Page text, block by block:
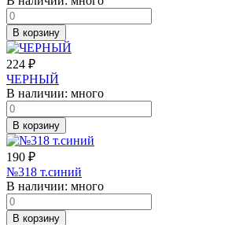
В корзину
224 ₽
ЧЕРНЫЙ
В наличии: много
В корзину
190 ₽
№318 т.синий
В наличии: много
В корзину